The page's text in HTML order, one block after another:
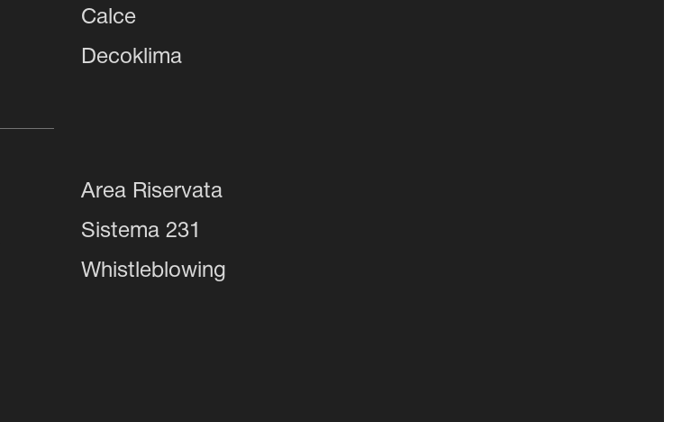
Calce
Decoklima
Area Riservata
Sistema 231
Whistleblowing